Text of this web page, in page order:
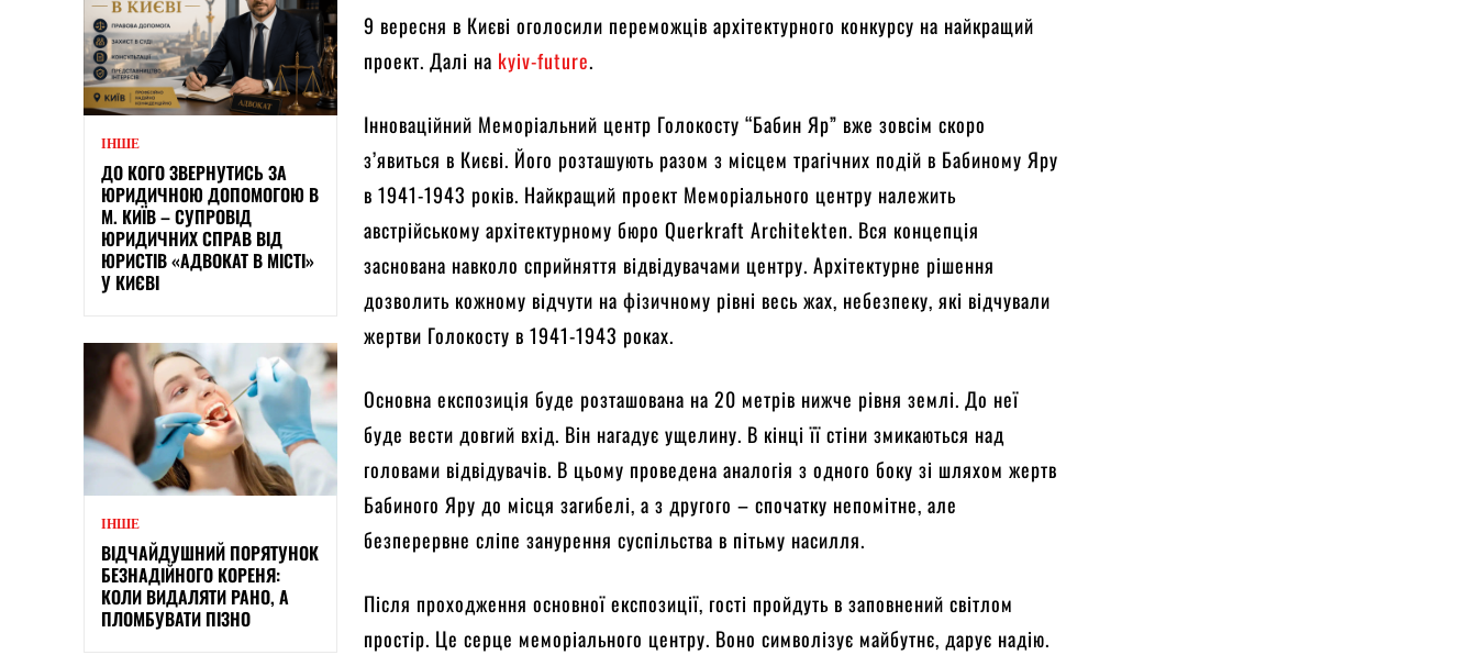
ІНШЕ
ДО КОГО ЗВЕРНУТИСЬ ЗА
ЮРИДИЧНОЮ ДОПОМОГОЮ В
М. КИЇВ – СУПРОВІД
ЮРИДИЧНИХ СПРАВ ВІД
ЮРИСТІВ «АДВОКАТ В МІСТІ»
У КИЄВІ
ІНШЕ
ВІДЧАЙДУШНИЙ ПОРЯТУНОК
БЕЗНАДІЙНОГО КОРЕНЯ:
КОЛИ ВИДАЛЯТИ РАНО, А
ПЛОМБУВАТИ ПІЗНО
9 вересня в Києві оголосили переможців архітектурного конкурсу на найкращий
проект. Далі на kyiv-future.
Інноваційний Меморіальний центр Голокосту “Бабин Яр” вже зовсім скоро
з’явиться в Києві. Його розташують разом з місцем трагічних подій в Бабиному Яру
в 1941-1943 років. Найкращий проект Меморіального центру належить
австрійському архітектурному бюро Querkraft Architekten. Вся концепція
заснована навколо сприйняття відвідувачами центру. Архітектурне рішення
дозволить кожному відчути на фізичному рівні весь жах, небезпеку, які відчували
жертви Голокосту в 1941-1943 роках.
Основна експозиція буде розташована на 20 метрів нижче рівня землі. До неї
буде вести довгий вхід. Він нагадує ущелину. В кінці її стіни змикаються над
головами відвідувачів. В цьому проведена аналогія з одного боку зі шляхом жертв
Бабиного Яру до місця загибелі, а з другого – спочатку непомітне, але
безперервне сліпе занурення суспільства в пітьму насилля.
Після проходження основної експозиції, гості пройдуть в заповнений світлом
простір. Це серце меморіального центру. Воно символізує майбутнє, дарує надію.